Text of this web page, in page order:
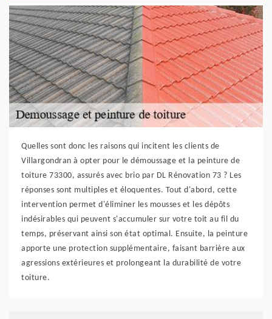
Quelles sont donc les raisons qui incitent les clients de
Villargondran à opter pour le démoussage et la peinture de
toiture 73300, assurés avec brio par DL Rénovation 73 ? Les
réponses sont multiples et éloquentes. Tout d'abord, cette
intervention permet d'éliminer les mousses et les dépôts
indésirables qui peuvent s'accumuler sur votre toit au fil du
temps, préservant ainsi son état optimal. Ensuite, la peinture
apporte une protection supplémentaire, faisant barrière aux
agressions extérieures et prolongeant la durabilité de votre
toiture.